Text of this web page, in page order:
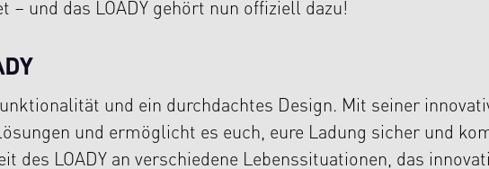
– und das LOADY gehört nun offiziell dazu!
und ein durchdachtes Design. Mit seiner
und ermöglicht es euch, eure Ladung sicher und
des LOADY an verschiedene Lebenssituationen, das